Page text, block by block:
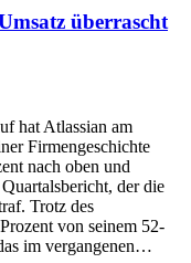
überrascht
hat Atlassian am
Firmengeschichte
nach oben und
der die
Trotz des
von seinem 52-
im vergangenen…